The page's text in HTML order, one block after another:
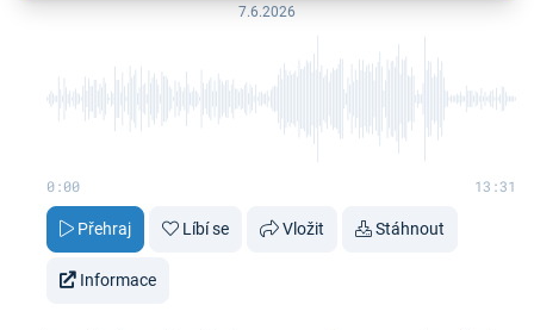
7.6.2026
0:00 13:31
Přehraj Líbí se Vložit Stáhnout
Informace